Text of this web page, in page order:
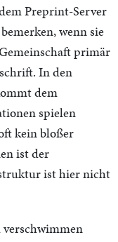
Preprint-Server
wenn sie
primär
In den
dem
spielen
kein bloßer
ist der
ist hier nicht